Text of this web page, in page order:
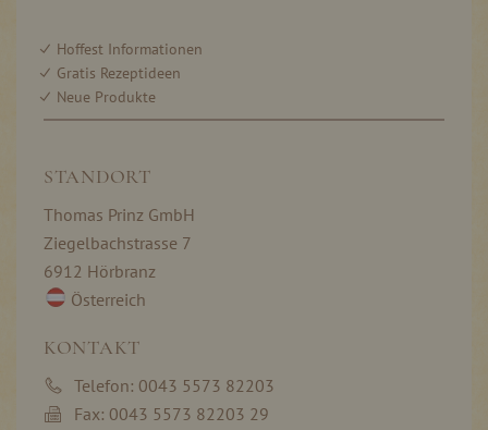
Hoffest Informationen
Gratis Rezeptideen
Neue Produkte
STANDORT
Thomas Prinz GmbH
Ziegelbachstrasse 7
6912 Hörbranz
Österreich
KONTAKT
Telefon: 0043 5573 82203
Fax: 0043 5573 82203 29